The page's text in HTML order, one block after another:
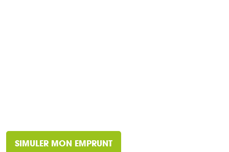
SIMULER MON EMPRUNT